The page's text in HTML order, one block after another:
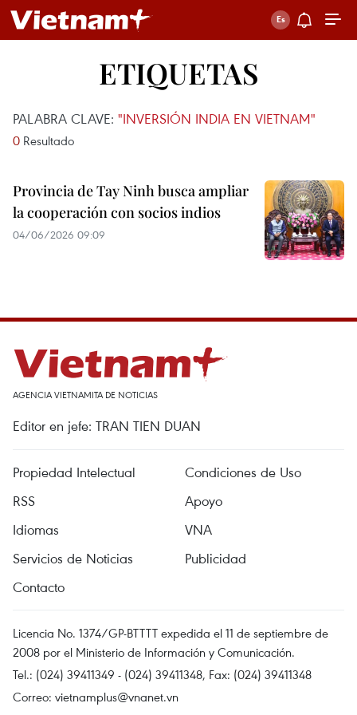
ETIQUETAS
PALABRA CLAVE: "INVERSIÓN INDIA EN VIETNAM"
0 Resultado
Provincia de Tay Ninh busca ampliar
la cooperación con socios indios
04/06/2026 09:09
AGENCIA VIETNAMITA DE NOTICIAS
Editor en jefe: TRAN TIEN DUAN
Propiedad Intelectual
Condiciones de Uso
RSS
Apoyo
Idiomas
VNA
Servicios de Noticias
Publicidad
Contacto
Licencia No. 1374/GP-BTTTT expedida el 11 de septiembre de
2008 por el Ministerio de Información y Comunicación.
Tel.: (024) 39411349 - (024) 39411348, Fax: (024) 39411348
Correo: vietnamplus@vnanet.vn